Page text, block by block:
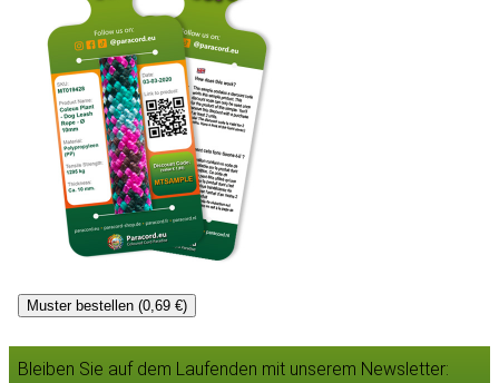
Muster bestellen (0,69 €)
Bleiben Sie auf dem Laufenden mit unserem Newsletter: